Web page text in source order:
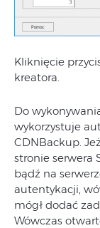
Kliknięcie
kreatora.
Do
wykorzystuje
CDNBackup.
stronie serwera
bądź na
autentykacji,
mógł dodać
Wówczas